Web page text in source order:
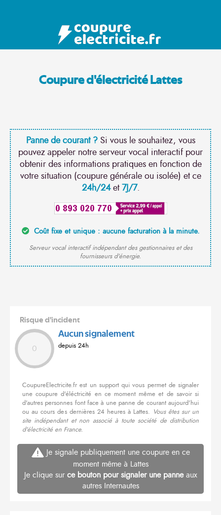
Coupure d'électricité Lattes
Panne de courant ?Si vous le souhaitez, vous
pouvez appeler notre serveur vocal interactif pour
obtenir des informations pratiques en fonction de
votre situation (coupure générale ou isolée) et ce
24h/24et7J/7.
Coût fixe et unique : aucune facturation à la minute.
Serveur vocal interactif indépendant des gestionnaires et des
fournisseurs d'énergie.
Risque d'incident
0
Aucun signalement
depuis 24h
CoupureElectricite.fr est un support qui vous permet de signaler
une coupure d'éléctricité en ce moment même et de savoir si
d'autres personnes font face à une panne de courant aujourd'hui
ou au cours des dernières 24 heures à Lattes. Vous êtes sur un
site indépendant et non associé à toute société de distribution
d'électricité en France.
Je signale publiquement une coupure en ce
moment même à Lattes
Je clique sur ce bouton pour signaler une panneaux
autres Internautes